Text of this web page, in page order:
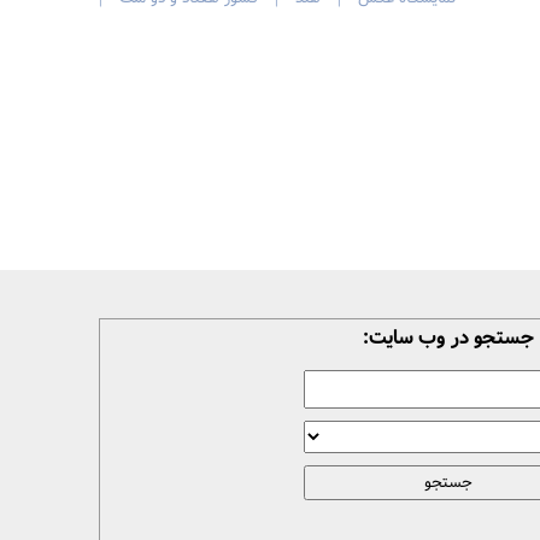
جستجو در وب سایت: